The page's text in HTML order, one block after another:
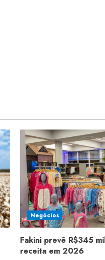
Negócios
Fakini prevê R$345
receita em 2026